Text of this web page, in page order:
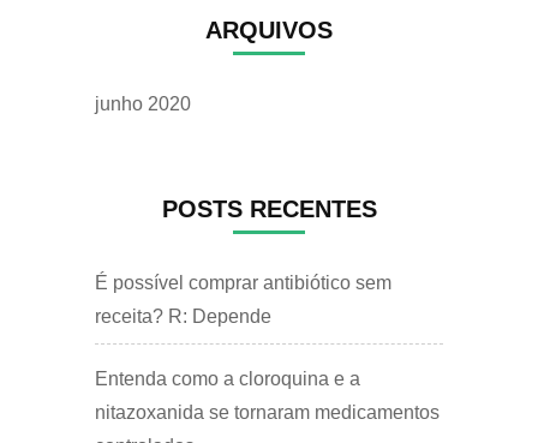
ARQUIVOS
junho 2020
POSTS RECENTES
É possível comprar antibiótico sem
receita? R: Depende
Entenda como a cloroquina e a
nitazoxanida se tornaram medicamentos